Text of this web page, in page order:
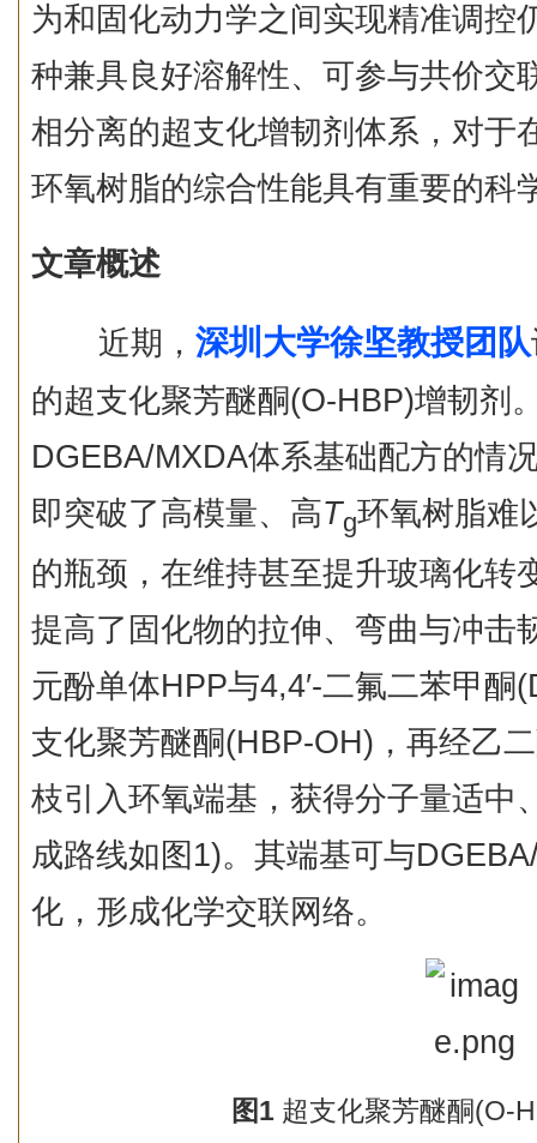
为和固化动力学之间实现精准调控
种兼具良好溶解性、可参与共价交
相分离的超支化增韧剂体系，对于
环氧树脂的综合性能具有重要的科
文章概述
近期， 深圳大学徐坚教授团队
的超支化聚芳醚酮(O-HBP)增韧剂
DGEBA/MXDA体系基础配方的情
即突破了高模量、高Tg环氧树脂难
的瓶颈，在维持甚至提升玻璃化转
提高了固化物的拉伸、弯曲与冲击
元酚单体HPP与4,4′‑二氟二苯甲
支化聚芳醚酮(HBP-OH)，再经乙
枝引入环氧端基，获得分子量适中
成路线如图1)。其端基可与
化，形成化学交联网络。
图1 超支化聚芳醚酮(O-